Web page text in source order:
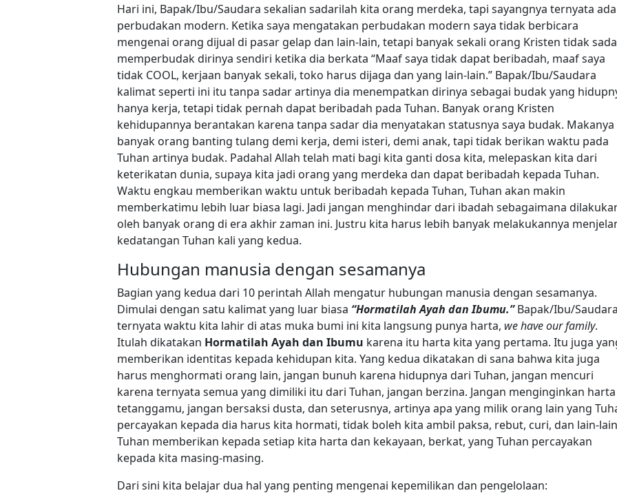
Hari ini, Bapak/Ibu/Saudara sekalian sadarilah kita orang merdeka, tapi sayangnya ternyata ada
perbudakan modern. Ketika saya mengatakan perbudakan modern saya tidak berbicara
mengenai orang dijual di pasar gelap dan lain-lain, tetapi banyak sekali orang Kristen tidak
memperbudak dirinya sendiri ketika dia berkata “Maaf saya tidak dapat beribadah, maaf saya
tidak COOL, kerjaan banyak sekali, toko harus dijaga dan yang lain-lain.” Bapak/Ibu/Saudara
kalimat seperti ini itu tanpa sadar artinya dia menempatkan dirinya sebagai budak yang
hanya kerja, tetapi tidak pernah dapat beribadah pada Tuhan. Banyak orang Kristen
kehidupannya berantakan karena tanpa sadar dia menyatakan statusnya saya budak. Makanya
banyak orang banting tulang demi kerja, demi isteri, demi anak, tapi tidak berikan waktu pada
Tuhan artinya budak. Padahal Allah telah mati bagi kita ganti dosa kita, melepaskan kita dari
keterikatan dunia, supaya kita jadi orang yang merdeka dan dapat beribadah kepada Tuhan.
Waktu engkau memberikan waktu untuk beribadah kepada Tuhan, Tuhan akan makin
memberkatimu lebih luar biasa lagi. Jadi jangan menghindar dari ibadah sebagaimana
oleh banyak orang di era akhir zaman ini. Justru kita harus lebih banyak melakukannya
kedatangan Tuhan kali yang kedua.
Hubungan manusia dengan sesamanya
Bagian yang kedua dari 10 perintah Allah mengatur hubungan manusia dengan sesamanya.
Dimulai dengan satu kalimat yang luar biasa “Hormatilah Ayah dan Ibumu.”Bapak/Ibu/
ternyata waktu kita lahir di atas muka bumi ini kita langsung punya harta, we have our family.
Itulah dikatakan Hormatilah Ayah dan Ibumu karena itu harta kita yang pertama. Itu juga
memberikan identitas kepada kehidupan kita. Yang kedua dikatakan di sana bahwa kita juga
harus menghormati orang lain, jangan bunuh karena hidupnya dari Tuhan, jangan mencuri
karena ternyata semua yang dimiliki itu dari Tuhan, jangan berzina. Jangan menginginkan harta
tetanggamu, jangan bersaksi dusta, dan seterusnya, artinya apa yang milik orang lain yang
percayakan kepada dia harus kita hormati, tidak boleh kita ambil paksa, rebut, curi, dan lain-
Tuhan memberikan kepada setiap kita harta dan kekayaan, berkat, yang Tuhan percayakan
kepada kita masing-masing.
Dari sini kita belajar dua hal yang penting mengenai kepemilikan dan pengelolaan: